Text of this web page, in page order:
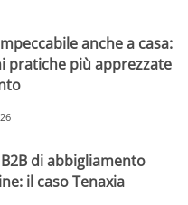
anche a casa:
pratiche più apprezzate
di abbigliamento
il caso Tenaxia